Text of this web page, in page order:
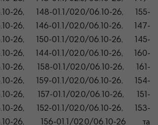
26, 148-01.1/02.0/06.10-26, 155-
26, 146-01.1/02.0/06.10-26, 147-
26, 150-01.1/02.0/06.10-26, 145-
26, 144-01.1/02.0/06.10-26, 160-
26, 158-01.1/02.0/06.10-26, 161-
26, 159-01.1/02.0/06.10-26, 154-
26, 157-01.1/02.0/06.10-26, 151-
26, 152-01.1/02.0/06.10-26, 153-
26, 156-01.1/02.0/06.10-26 та